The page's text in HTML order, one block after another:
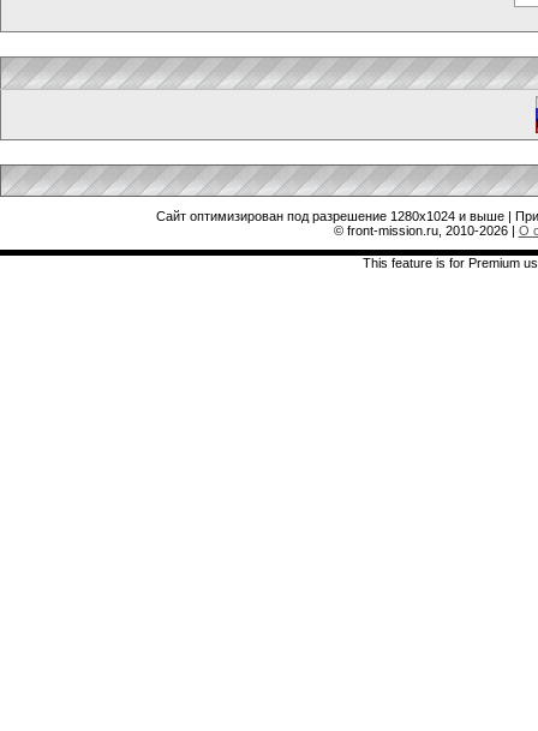
Сайт оптимизирован под разрешение 1280x1024 и выше |
© front-mission.ru, 2010-2026| О
This feature is for Premium